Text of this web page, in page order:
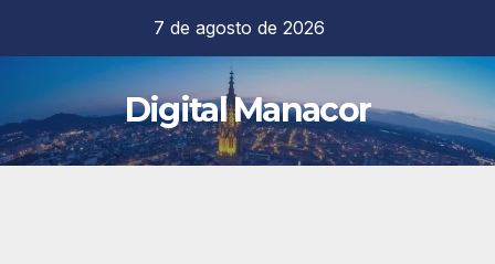
contenido
7 de agosto de 2026
Digital Manacor